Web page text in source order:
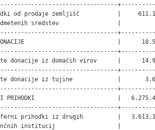
od prodaje zemljišč           |
sredstev                 |
DONACIJE                           |
donacije iz domačih virov      |
donacije iz tujine             |
PRIHODKI                        |
prihodki iz drugih          |
institucij                  |